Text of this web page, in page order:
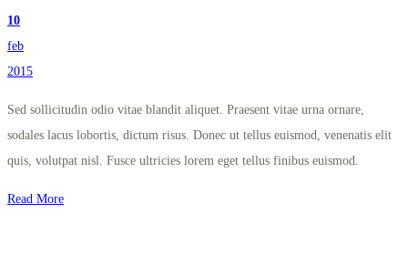
10
feb
2015
Sed sollicitudin odio vitae blandit aliquet. Praesent vitae urna ornare,
sodales lacus lobortis, dictum risus. Donec ut tellus euismod, venenatis elit
quis, volutpat nisl. Fusce ultricies lorem eget tellus finibus euismod.
Read More